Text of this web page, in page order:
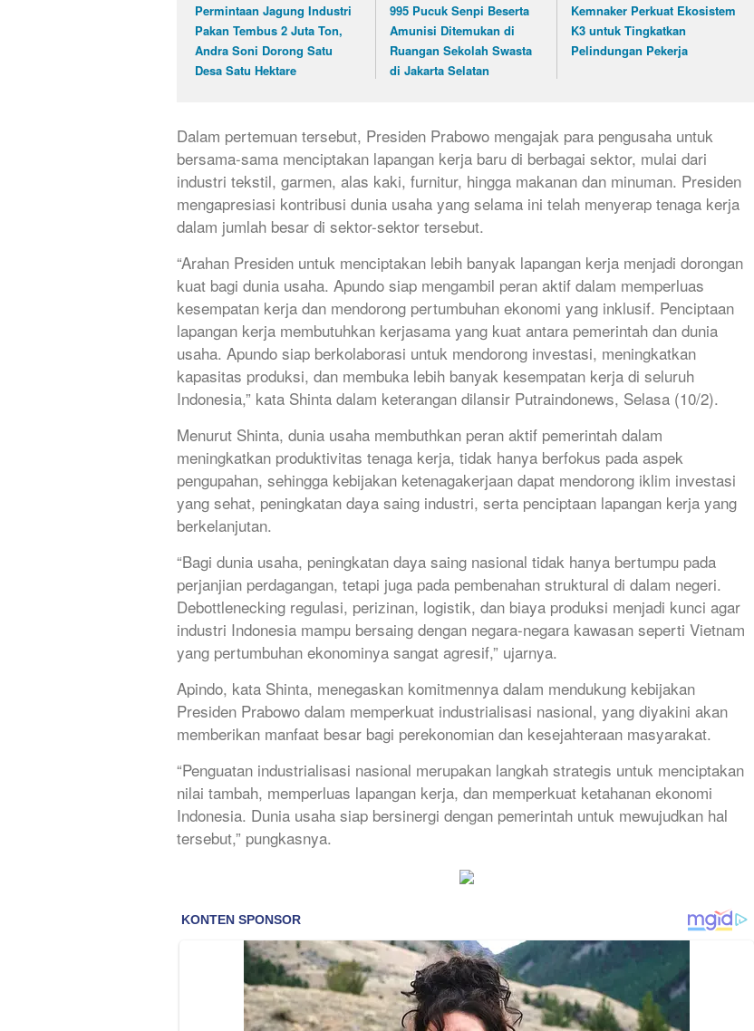
Permintaan Jagung Industri
Pakan Tembus 2 Juta Ton,
Andra Soni Dorong Satu
Desa Satu Hektare
995 Pucuk Senpi Beserta
Amunisi Ditemukan di
Ruangan Sekolah Swasta
di Jakarta Selatan
Kemnaker Perkuat Ekosistem
K3 untuk Tingkatkan
Pelindungan Pekerja
Dalam pertemuan tersebut, Presiden Prabowo mengajak para pengusaha untuk
bersama-sama menciptakan lapangan kerja baru di berbagai sektor, mulai dari
industri tekstil, garmen, alas kaki, furnitur, hingga makanan dan minuman. Presiden
mengapresiasi kontribusi dunia usaha yang selama ini telah menyerap tenaga kerja
dalam jumlah besar di sektor-sektor tersebut.
“Arahan Presiden untuk menciptakan lebih banyak lapangan kerja menjadi dorongan
kuat bagi dunia usaha. Apundo siap mengambil peran aktif dalam memperluas
kesempatan kerja dan mendorong pertumbuhan ekonomi yang inklusif. Penciptaan
lapangan kerja membutuhkan kerjasama yang kuat antara pemerintah dan dunia
usaha. Apundo siap berkolaborasi untuk mendorong investasi, meningkatkan
kapasitas produksi, dan membuka lebih banyak kesempatan kerja di seluruh
Indonesia,” kata Shinta dalam keterangan dilansir Putraindonews, Selasa (10/2).
Menurut Shinta, dunia usaha membuthkan peran aktif pemerintah dalam
meningkatkan produktivitas tenaga kerja, tidak hanya berfokus pada aspek
pengupahan, sehingga kebijakan ketenagakerjaan dapat mendorong iklim investasi
yang sehat, peningkatan daya saing industri, serta penciptaan lapangan kerja yang
berkelanjutan.
“Bagi dunia usaha, peningkatan daya saing nasional tidak hanya bertumpu pada
perjanjian perdagangan, tetapi juga pada pembenahan struktural di dalam negeri.
Debottlenecking regulasi, perizinan, logistik, dan biaya produksi menjadi kunci agar
industri Indonesia mampu bersaing dengan negara-negara kawasan seperti Vietnam
yang pertumbuhan ekonominya sangat agresif,” ujarnya.
Apindo, kata Shinta, menegaskan komitmennya dalam mendukung kebijakan
Presiden Prabowo dalam memperkuat industrialisasi nasional, yang diyakini akan
memberikan manfaat besar bagi perekonomian dan kesejahteraan masyarakat.
“Penguatan industrialisasi nasional merupakan langkah strategis untuk menciptakan
nilai tambah, memperluas lapangan kerja, dan memperkuat ketahanan ekonomi
Indonesia. Dunia usaha siap bersinergi dengan pemerintah untuk mewujudkan hal
tersebut,” pungkasnya.